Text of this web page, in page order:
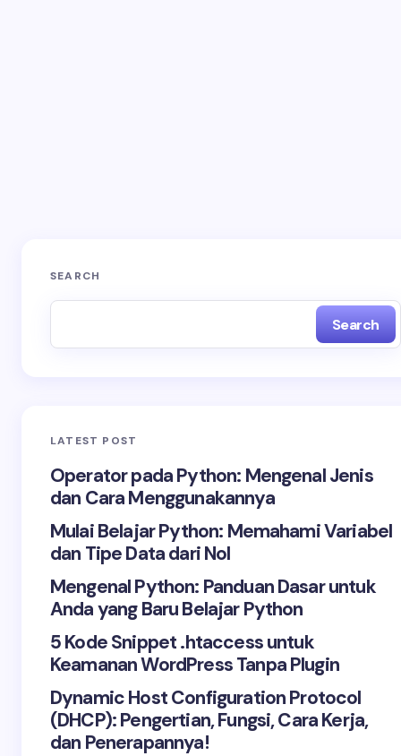
SEARCH
Search
LATEST POST
Operator pada Python: Mengenal Jenis
dan Cara Menggunakannya
Mulai Belajar Python: Memahami Variabel
dan Tipe Data dari Nol
Mengenal Python: Panduan Dasar untuk
Anda yang Baru Belajar Python
5 Kode Snippet .htaccess untuk
Keamanan WordPress Tanpa Plugin
Dynamic Host Configuration Protocol
(DHCP): Pengertian, Fungsi, Cara Kerja,
dan Penerapannya!